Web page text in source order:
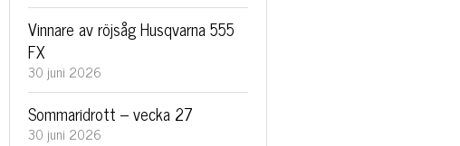
Vinnare av röjsåg Husqvarna 555
FX
30 juni 2026
Sommaridrott – vecka 27
30 juni 2026